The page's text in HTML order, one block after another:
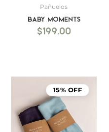
Pañuelos
Baby Moments
$199.00
15% OFF